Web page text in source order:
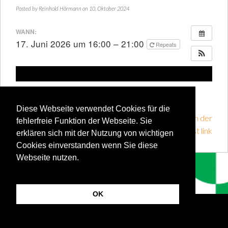
Diese Webseite verwendet Cookies für die
fehlerfreie Funktion der Webseite. Sie
erklären sich mit der Nutzung von wichtigen
Cookies einverstanden wenn Sie diese
Webseite nutzen.
OK
Posted by Reinhold Hörmann on 10. Oktober 2024
WANN:
17. Juni 2026 um 16:00 – 21:00 Repeats
anschliessendem geselligen Beisammensein
Tandem mit anschließender Weihnachtsfeier in der
Paartalhalle » Next post link
© SKC Kissing-Mering 2026